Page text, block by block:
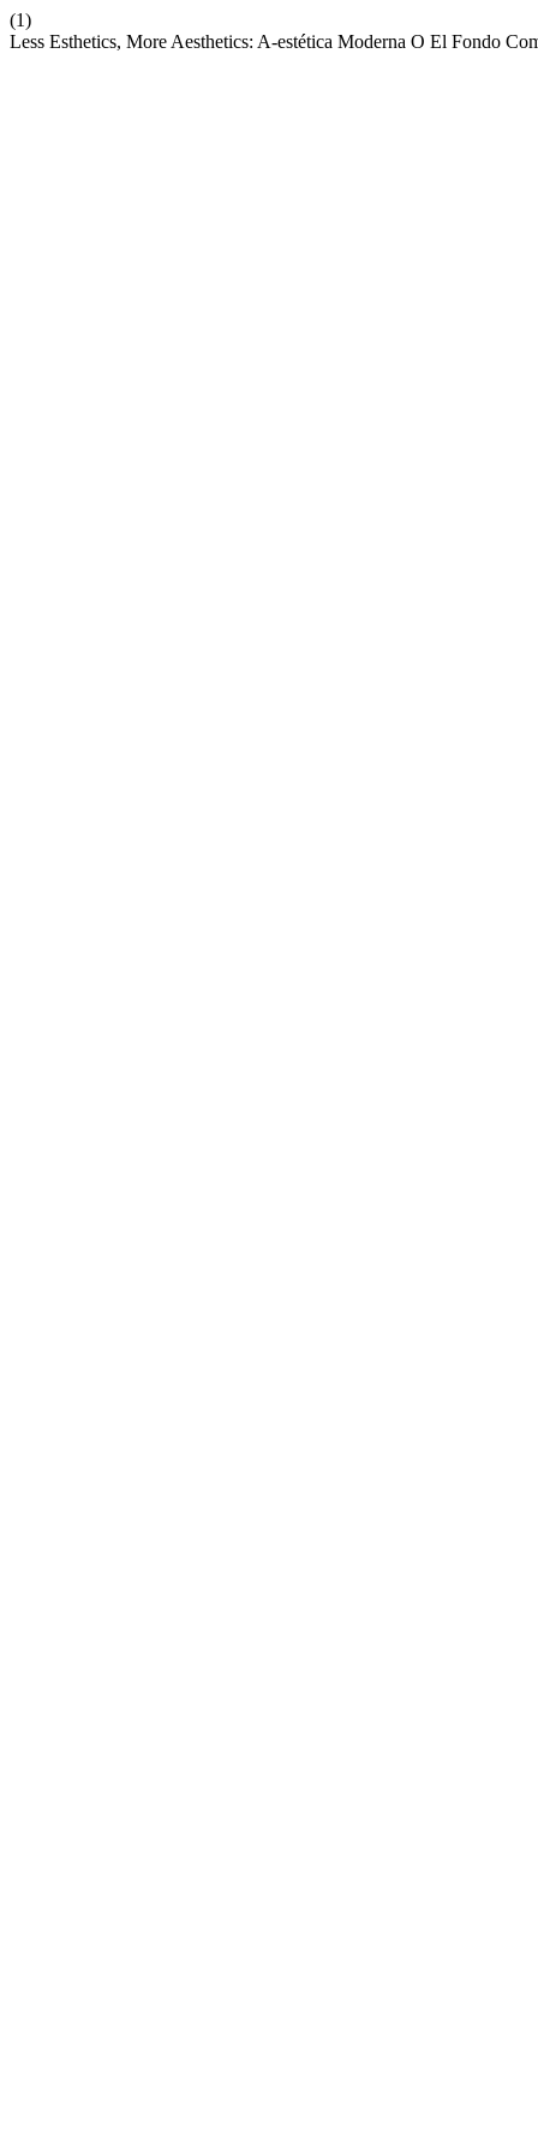
(1)
Less Esthetics, More Aesthetics: A-estética Moderna O El Fondo